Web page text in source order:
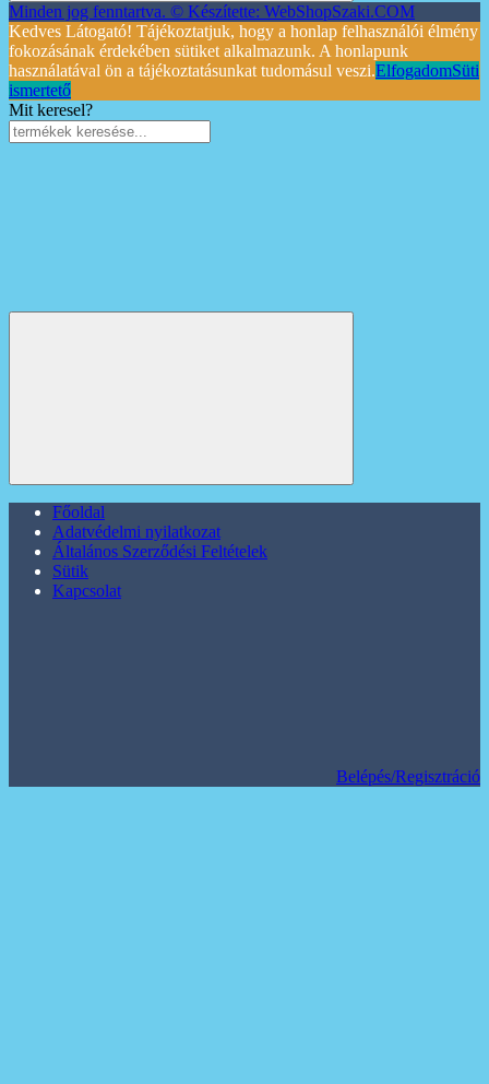
Minden jog fenntartva. © Készítette: WebShopSzaki.COM
Kedves Látogató! Tájékoztatjuk, hogy a honlap felhasználói élmény
fokozásának érdekében sütiket alkalmazunk. A honlapunk
használatával ön a tájékoztatásunkat tudomásul veszi.ElfogadomSüti
ismertető
Mit keresel?
Főoldal
Adatvédelmi nyilatkozat
Általános Szerződési Feltételek
Sütik
Kapcsolat
Belépés/Regisztráció